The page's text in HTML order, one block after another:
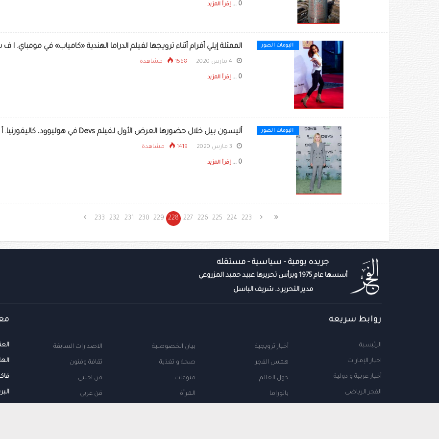
0 ... إقرأ المزيد
البومات الصور الممثلة إيلي أفرام أثناء ترويجها لفيلم الدراما الهندية «كامياب» في مومباي. ا
1568 مشاهدة
0 ... إقرأ المزيد
البومات الصور أليسون بيل خلال حضورها العرض الأول لـفيلم Devs في هوليوود، كاليفورنيا. أ ف ب
1419 مشاهدة
0 ... إقرأ المزيد
223
224
225
226
227
228
229
230
231
232
233
جريده يومية - سياسية - مستقله
أسسها عام 1975 ويرأس تحريرها عبيد حميد المزروعي
مدير التحرير د. شريف الباسل
روابط سريعه
الرئيسية
اخبار الإمارات
أخبار عربية و دولية
الفجر الرياضى
أخبار ترويجية
همس الفجر
حول العالم
بانوراما
بيان الخصوصية
صحة و تغذية
منوعات
المرأة
الاصدارات السابقة
ثقافة وفنون
فن اجنبى
فن عربى